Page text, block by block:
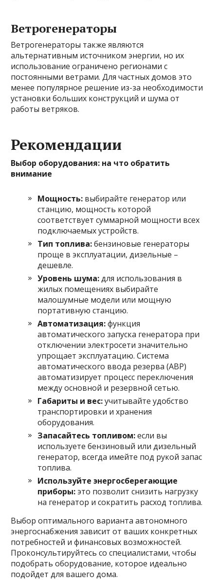
Ветрогенераторы
Ветрогенераторы также являются
альтернативным источником энергии, но их
использование ограничено регионами с
постоянными ветрами. Для частных домов это
менее популярное решение из-за необходимости
установки больших конструкций и шума от
работы ветряков.
Рекомендации
Выбор оборудования: на что обратить
внимание
Мощность: выбирайте генератор или
станцию, мощность которой
соответствует суммарной мощности всех
подключаемых устройств.
Тип топлива:бензиновые генераторы
проще в эксплуатации, дизельные –
дешевле.
Уровень шума:для использования в
жилых помещениях выбирайте
малошумные модели или мощную
портативную станцию.
Автоматизация:функция
автоматического запуска генератора при
отключении электросети значительно
упрощает эксплуатацию. Система
автоматического ввода резерва (АВР)
автоматизирует процесс переключения
между основной и резервной сетью.
Габариты и вес:учитывайте удобство
транспортировки и хранения
оборудования.
Запасайтесь топливом:если вы
используете бензиновый или дизельный
генератор, всегда имейте под рукой запас
топлива.
Используйте энергосберегающие
приборы:это позволит снизить нагрузку
на генератор и сократить расход топлива.
Выбор оптимального варианта автономного
энергоснабжения зависит от ваших конкретных
потребностей и финансовых возможностей.
Проконсультируйтесь со специалистами, чтобы
подобрать оборудование, которое идеально
подойдет для вашего дома.